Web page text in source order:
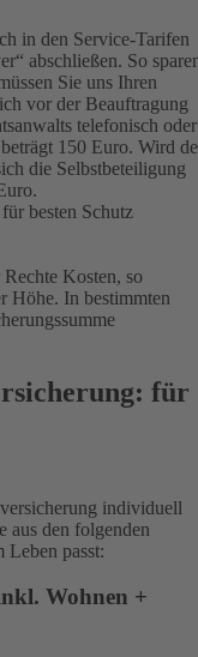
in den Service-Tarifen
abschließen. So
Sie uns Ihren
vor der Beauftragung
telefonisch oder
150 Euro. Wird
die Selbstbeteiligung
für besten Schutz
Kosten, so
Höhe. In bestimmten
für
individuell
aus den folgenden
Leben passt:
Wohnen +